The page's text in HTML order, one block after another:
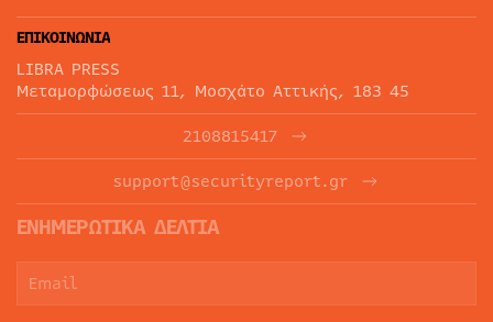
ΕΠΙΚΟΙΝΩΝΙΑ
LIBRA PRESS
Μεταμορφώσεως 11, Μοσχάτο Αττικής, 183 45
2108815417
support@securityreport.gr
ΕΝΗΜΕΡΩΤΙΚΑ ΔΕΛΤΙΑ